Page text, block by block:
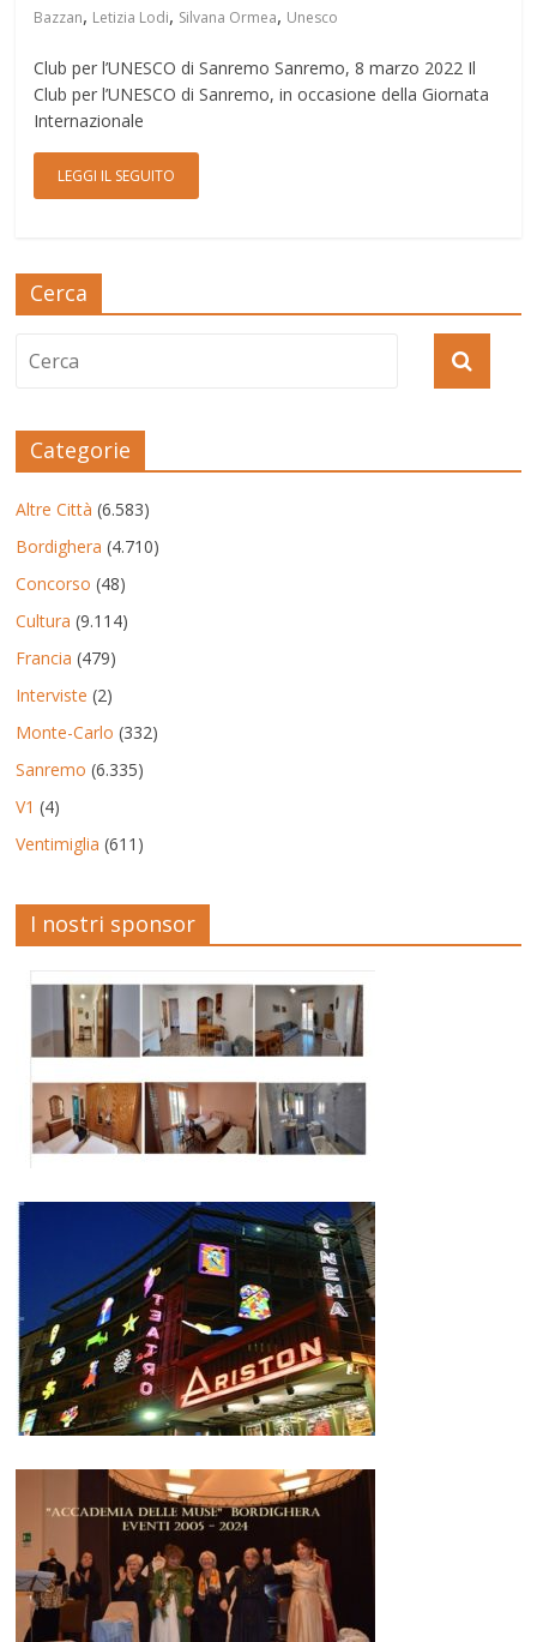
Bazzan, Letizia Lodi, Silvana Ormea, Unesco
Club per l’UNESCO di Sanremo Sanremo, 8 marzo 2022 Il
Club per l’UNESCO di Sanremo, in occasione della Giornata
Internazionale
LEGGI IL SEGUITO
Cerca
Categorie
Altre Città (6.583)
Bordighera (4.710)
Concorso (48)
Cultura (9.114)
Francia (479)
Interviste (2)
Monte-Carlo (332)
Sanremo (6.335)
V1 (4)
Ventimiglia (611)
I nostri sponsor